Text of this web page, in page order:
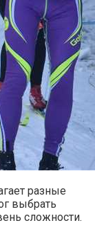
разные
выбрать
сложности.